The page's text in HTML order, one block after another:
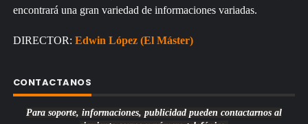
encontrará una gran variedad de informaciones variadas.
DIRECTOR: Edwin López (El Máster)
CONTACTANOS
Para soporte, informaciones, publicidad pueden contactarnos al